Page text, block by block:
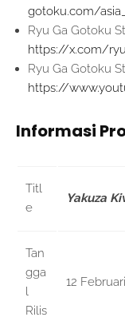
gotoku.com/
Ryu Ga Gotoku
https://x.com/
Ryu Ga Gotoku
https://
Informasi
Titl
e
Yakuza
Tan
gga
l
Rilis
12